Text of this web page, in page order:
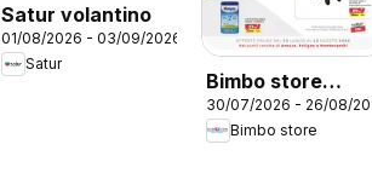
Satur volantino
01/08/2026 - 03/09/2026
Satur
Bimbo store
volantino
30/07/2026 - 26/08/
Bimbo store